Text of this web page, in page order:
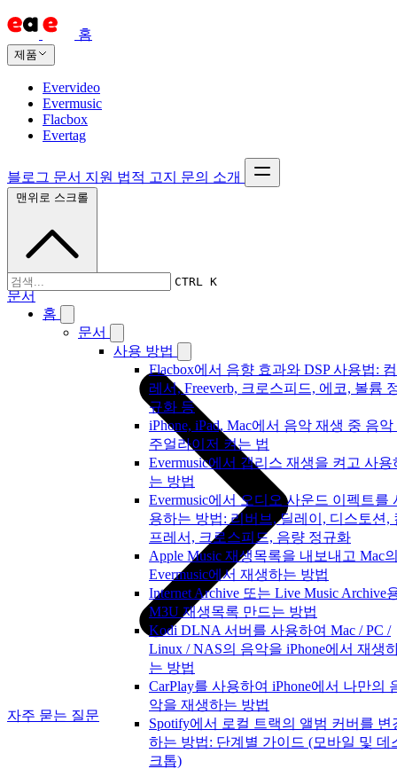
홈
제품
Evervideo
Evermusic
Flacbox
Evertag
블로그 문서 지원 법적 고지 문의 소개
CTRL K
홈
문서
사용 방법
Flacbox에서 음향 효과와 DSP 사용법:
레서, Freeverb, 크로스피드, 에코, 볼륨
규화 등
iPhone, iPad, Mac에서 음악 재생 중 음악
주얼라이저 켜는 법
Evermusic에서 갭리스 재생을 켜고 사용
는 방법
Evermusic에서 오디오 사운드 이펙트를
용하는 방법: 리버브, 딜레이, 디스토션,
프레서, 크로스피드, 음량 정규화
Apple Music 재생목록을 내보내고 Mac
Evermusic에서 재생하는 방법
Internet Archive 또는 Live Music Archive
M3U 재생목록 만드는 방법
Kodi DLNA 서버를 사용하여 Mac / PC /
Linux / NAS의 음악을 iPhone에서 재생
는 방법
CarPlay를 사용하여 iPhone에서 나만의
악을 재생하는 방법
Spotify에서 로컬 트랙의 앨범 커버를 변
하는 방법: 단계별 가이드 (모바일 및 데
크톱)
맨위로 스크롤
문서
자주 묻는 질문